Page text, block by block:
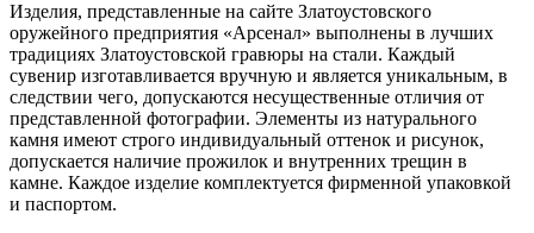
Изделия, представленные на сайте Златоустовского
оружейного предприятия «Арсенал» выполнены в лучших
традициях Златоустовской гравюры на стали. Каждый
сувенир изготавливается вручную и является уникальным, в
следствии чего, допускаются несущественные отличия от
представленной фотографии. Элементы из натурального
камня имеют строго индивидуальный оттенок и рисунок,
допускается наличие прожилок и внутренних трещин в
камне. Каждое изделие комплектуется фирменной упаковкой
и паспортом.